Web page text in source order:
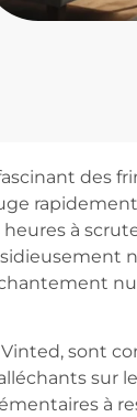
des
à
sont
sur
à